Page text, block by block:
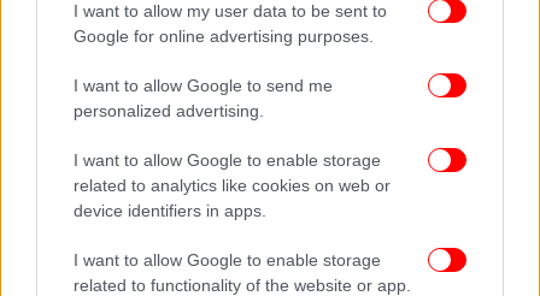
I want to allow my user data to be sent to
Google for online advertising purposes.
I want to allow Google to send me
personalized advertising.
I want to allow Google to enable storage
related to analytics like cookies on web or
device identifiers in apps.
I want to allow Google to enable storage
related to functionality of the website or app.